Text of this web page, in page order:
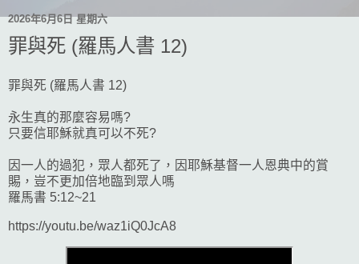
2026年6月6日 星期六
罪與死 (羅馬人書 12)
罪與死 (羅馬人書 12)
永生真的那麼容易嗎?
只要信耶穌就真可以不死?
因一人的過犯，眾人都死了，因耶穌基督一人恩典中的賞
賜，豈不更加倍地臨到眾人嗎
羅馬書 5:12~21
https://youtu.be/waz1iQ0JcA8